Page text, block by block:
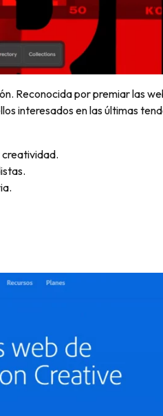
Reconocida por premiar las
interesados en las últimas
creatividad.